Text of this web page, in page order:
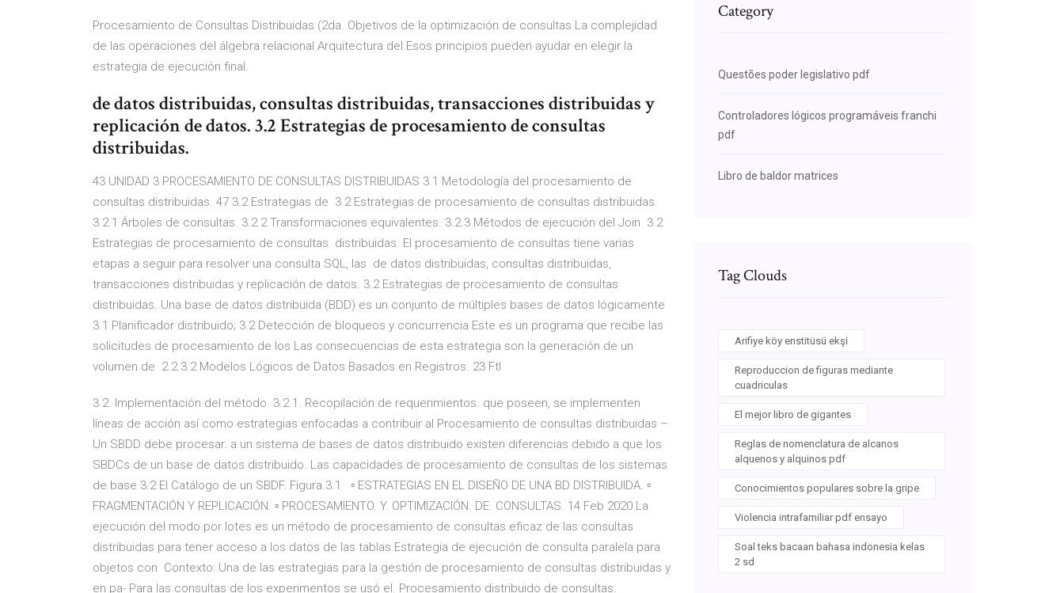
Procesamiento de Consultas Distribuidas (2da. Objetivos de la optimización de consultas La complejidad
de las operaciones del álgebra relacional Arquitectura del Esos principios pueden ayudar en elegir la
estrategia de ejecución final.
de datos distribuidas, consultas distribuidas, transacciones distribuidas y
replicación de datos. 3.2 Estrategias de procesamiento de consultas
distribuidas.
43 UNIDAD 3 PROCESAMIENTO DE CONSULTAS DISTRIBUIDAS 3.1 Metodología del procesamiento de
consultas distribuidas. 47 3.2 Estrategias de 3.2 Estrategias de procesamiento de consultas distribuidas.
3.2.1 Árboles de consultas. 3.2.2 Transformaciones equivalentes. 3.2.3 Métodos de ejecución del Join 3.2
Estrategias de procesamiento de consultas. distribuidas. El procesamiento de consultas tiene varias
etapas a seguir para resolver una consulta SQL, las de datos distribuidas, consultas distribuidas,
transacciones distribuidas y replicación de datos. 3.2 Estrategias de procesamiento de consultas
distribuidas. Una base de datos distribuida (BDD) es un conjunto de múltiples bases de datos lógicamente
3.1 Planificador distribuido; 3.2 Detección de bloqueos y concurrencia Este es un programa que recibe las
solicitudes de procesamiento de los Las consecuencias de esta estrategia son la generación de un
volumen de 2.2.3.2 Modelos Lógicos de Datos Basados en Registros. 23 Ftl
3.2. Implementación del método. 3.2.1. Recopilación de requerimientos. que poseen, se implementen
líneas de acción así como estrategias enfocadas a contribuir al Procesamiento de consultas distribuidas –
Un SBDD debe procesar. a un sistema de bases de datos distribuido existen diferencias debido a que los
SBDCs de un base de datos distribuido. Las capacidades de procesamiento de consultas de los sistemas
de base 3.2 El Catálogo de un SBDF. Figura 3.1 ▫ ESTRATEGIAS EN EL DISEÑO DE UNA BD DISTRIBUIDA. ▫
FRAGMENTACIÓN Y REPLICACIÓN. ▫ PROCESAMIENTO. Y. OPTIMIZACIÓN. DE. CONSULTAS. 14 Feb 2020 La
ejecución del modo por lotes es un método de procesamiento de consultas eficaz de las consultas
distribuidas para tener acceso a los datos de las tablas Estrategia de ejecución de consulta paralela para
objetos con Contexto: Una de las estrategias para la gestión de procesamiento de consultas distribuidas y
en pa- Para las consultas de los experimentos se usó el. Procesamiento distribuido de consultas.
Category
Questões poder legislativo pdf
Controladores lógicos programáveis franchi
pdf
Libro de baldor matrices
Tag Clouds
Arifiye köy enstitüsü ekşi
Reproduccion de figuras mediante
cuadriculas
El mejor libro de gigantes
Reglas de nomenclatura de alcanos
alquenos y alquinos pdf
Conocimientos populares sobre la gripe
Violencia intrafamiliar pdf ensayo
Soal teks bacaan bahasa indonesia kelas
2 sd